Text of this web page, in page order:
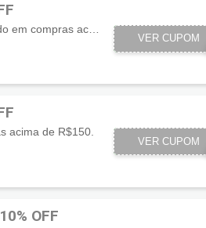
VER CUPOM
acima de R$150.
VER CUPOM
OFF